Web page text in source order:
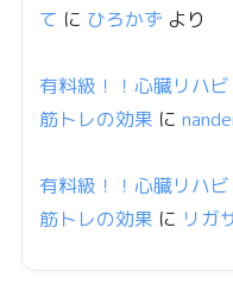
て に ひろかず より
有料級！！心臓リハ
筋トレの効果 に
有料級！！心臓リハ
筋トレの効果 に リガ